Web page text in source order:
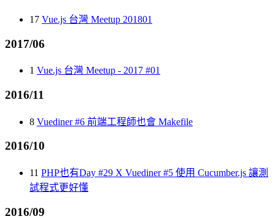
17 Vue.js 台灣 Meetup 201801
2017/06
1 Vue.js 台灣 Meetup - 2017 #01
2016/11
8 Vuediner #6 前端工程師也會 Makefile
2016/10
11 PHP也有Day #29 X Vuediner #5 使用 Cucumber.js 讓測
試程式更好懂
2016/09